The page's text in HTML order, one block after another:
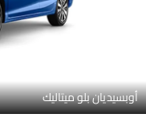
أوبسيديان بلو ميتاليك